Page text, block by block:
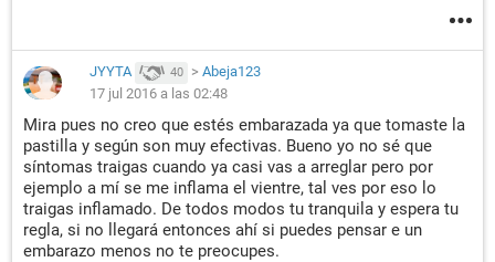
JYYTA 40 > Abeja123
17 jul 2016 a las 02:48
Mira pues no creo que estés embarazada ya que tomaste la
pastilla y según son muy efectivas. Bueno yo no sé que
síntomas traigas cuando ya casi vas a arreglar pero por
ejemplo a mí se me inflama el vientre, tal ves por eso lo
traigas inflamado. De todos modos tu tranquila y espera tu
regla, si no llegará entonces ahí si puedes pensar e un
embarazo menos no te preocupes.